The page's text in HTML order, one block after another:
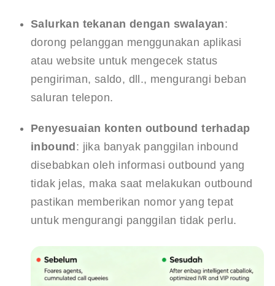
Salurkan tekanan dengan swalayan:
dorong pelanggan menggunakan aplikasi
atau website untuk mengecek status
pengiriman, saldo, dll., mengurangi beban
saluran telepon.
Penyesuaian konten outbound terhadap
inbound: jika banyak panggilan inbound
disebabkan oleh informasi outbound yang
tidak jelas, maka saat melakukan outbound
pastikan memberikan nomor yang tepat
untuk mengurangi panggilan tidak perlu.